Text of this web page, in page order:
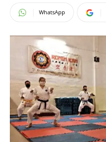
WhatsApp